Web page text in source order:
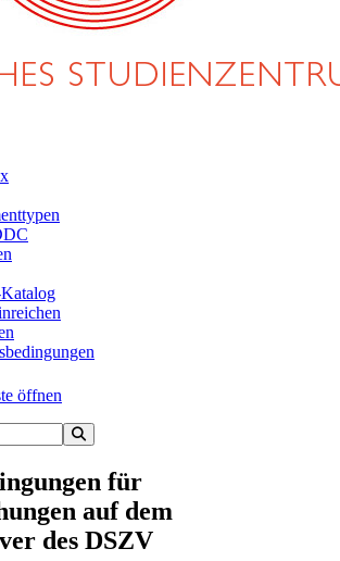
öffnen
für
auf dem
des DSZV